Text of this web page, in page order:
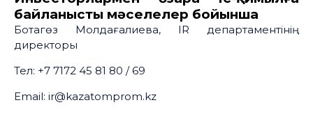
байланысты мәселелер бойынша
Ботагөз Молдағалиева, IR департаментінің
директоры
Тел: +7 7172 45 81 80 / 69
Email: ir@kazatomprom.kz